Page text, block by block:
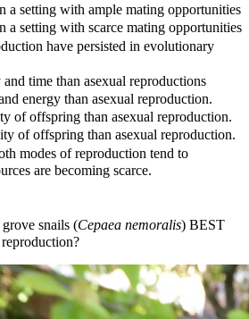
a setting with ample mating opportunities
a setting with scarce mating opportunities
have persisted in evolutionary
time than asexual reproductions
energy than asexual reproduction.
of offspring than asexual reproduction.
of offspring than asexual reproduction.
modes of reproduction tend to
are becoming scarce.
snails (Cepaea nemoralis) BEST